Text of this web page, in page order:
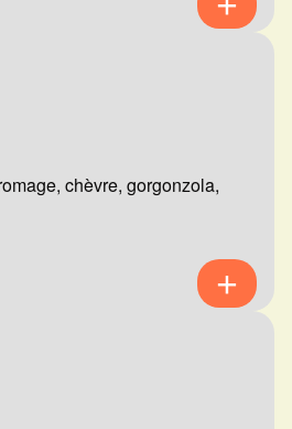
chèvre, gorgonzola,